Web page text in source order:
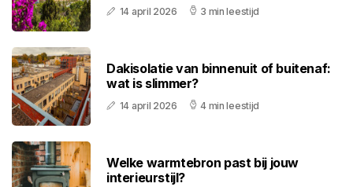
14 april 2026 3 min leestijd
Dakisolatie van binnenuit of buitenaf:
wat is slimmer?
14 april 2026 4 min leestijd
Welke warmtebron past bij jouw
interieurstijl?